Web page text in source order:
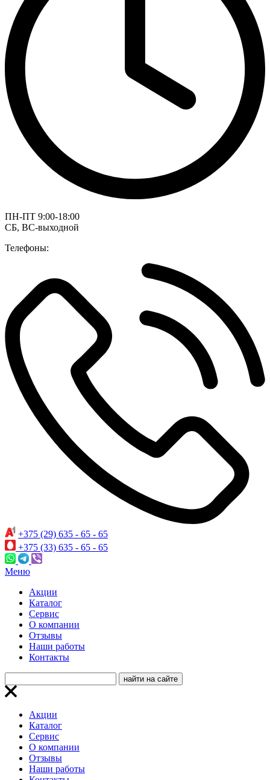
ПН-ПТ 9:00-18:00
СБ, ВС-выходной
Телефоны:
+375 (29) 635 - 65 - 65
+375 (33) 635 - 65 - 65
Меню
Акции
Каталог
Сервис
О компании
Отзывы
Наши работы
Контакты
Акции
Каталог
Сервис
О компании
Отзывы
Наши работы